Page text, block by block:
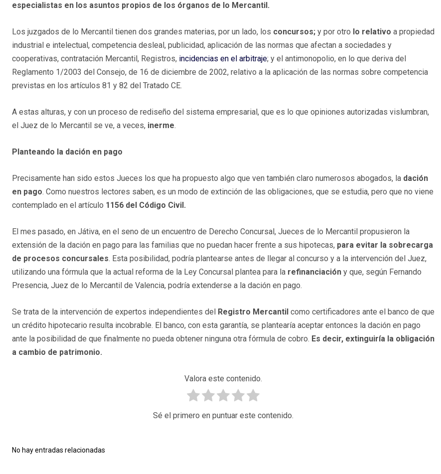
especialistas en los asuntos propios de los órganos de lo Mercantil.
Los juzgados de lo Mercantil tienen dos grandes materias, por un lado, los concursos; y por otro lo relativo a propiedad
industrial e intelectual, competencia desleal, publicidad, aplicación de las normas que afectan a sociedades y
cooperativas, contratación Mercantil, Registros, incidencias en el arbitraje; y el antimonopolio, en lo que deriva del
Reglamento 1/2003 del Consejo, de 16 de diciembre de 2002, relativo a la aplicación de las normas sobre competencia
previstas en los artículos 81 y 82 del Tratado CE.
A estas alturas, y con un proceso de rediseño del sistema empresarial, que es lo que opiniones autorizadas vislumbran,
el Juez de lo Mercantil se ve, a veces, inerme.
Planteando la dación en pago
Precisamente han sido estos Jueces los que ha propuesto algo que ven también claro numerosos abogados, la dación
en pago. Como nuestros lectores saben, es un modo de extinción de las obligaciones, que se estudia, pero que no viene
contemplado en el artículo 1156 del Código Civil.
El mes pasado, en Játiva, en el seno de un encuentro de Derecho Concursal, Jueces de lo Mercantil propusieron la
extensión de la dación en pago para las familias que no puedan hacer frente a sus hipotecas, para evitar la sobrecarga
de procesos concursales. Esta posibilidad, podría plantearse antes de llegar al concurso y a la intervención del Juez,
utilizando una fórmula que la actual reforma de la Ley Concursal plantea para la refinanciación y que, según Fernando
Presencia, Juez de lo Mercantil de Valencia, podría extenderse a la dación en pago.
Se trata de la intervención de expertos independientes del Registro Mercantil como certificadores ante el banco de que
un crédito hipotecario resulta incobrable. El banco, con esta garantía, se plantearía aceptar entonces la dación en pago
ante la posibilidad de que finalmente no pueda obtener ninguna otra fórmula de cobro. Es decir, extinguiría la obligación
a cambio de patrimonio.
Valora este contenido.
Sé el primero en puntuar este contenido.
No hay entradas relacionadas